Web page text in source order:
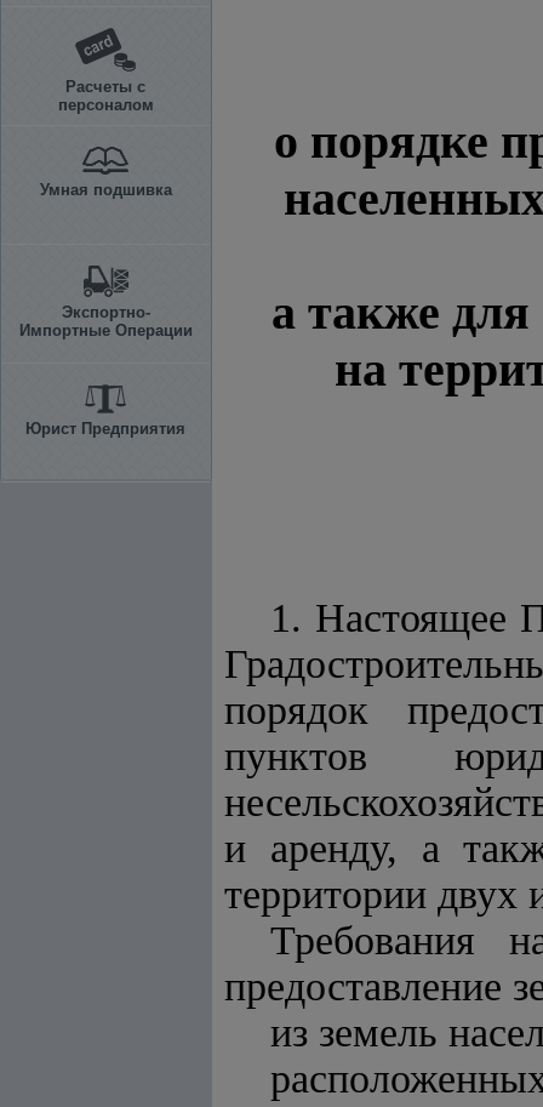
Расчеты с
персоналом
Умная подшивка
Экспортно-
Импортные Операции
Юрист Предприятия
о порядке
а также
на
1. Настоящее
порядок
пунктов
и аренду, а
территории двух
Требования
предоставление
из земель